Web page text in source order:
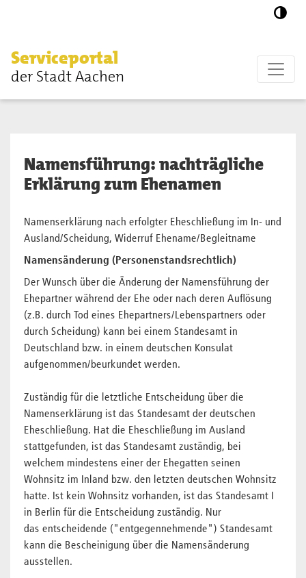
Serviceportal
der Stadt Aachen
Namensführung: nachträgliche
Erklärung zum Ehenamen
Namenserklärung nach erfolgter Eheschließung im In- und
Ausland/Scheidung, Widerruf Ehename/Begleitname
Namensänderung (Personenstandsrechtlich)
Der Wunsch über die Änderung der Namensführung der
Ehepartner während der Ehe oder nach deren Auflösung
(z.B. durch Tod eines Ehepartners/Lebenspartners oder
durch Scheidung) kann bei einem Standesamt in
Deutschland bzw. in einem deutschen Konsulat
aufgenommen/beurkundet werden.
Zuständig für die letztliche Entscheidung über die
Namenserklärung ist das Standesamt der deutschen
Eheschließung. Hat die Eheschließung im Ausland
stattgefunden, ist das Standesamt zuständig, bei
welchem mindestens einer der Ehegatten seinen
Wohnsitz im Inland bzw. den letzten deutschen Wohnsitz
hatte. Ist kein Wohnsitz vorhanden, ist das Standesamt I
in Berlin für die Entscheidung zuständig. Nur
das entscheidende ("entgegennehmende") Standesamt
kann die Bescheinigung über die Namensänderung
ausstellen.